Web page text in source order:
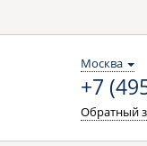
Москва
+7
Обратный